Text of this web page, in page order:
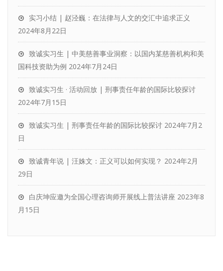
实习小结 | 赵泾巍：在法律与人文的交汇中追求正义
2024年8月22日
致诚实习生 | 中美慈善事业洞察：以国内某慈善机构和美
国科技资助为例 2024年7月24日
致诚实习生 · 活动回放 | 刑事责任年龄的国际比较探讨
2024年7月15日
致诚实习生 | 刑事责任年龄的国际比较探讨 2024年7月2
日
致诚青年说 | 汪姝文：正义可以如何实现？ 2024年2月
29日
白庆坤应邀为全国心理咨询师开展线上普法讲座 2023年8
月15日